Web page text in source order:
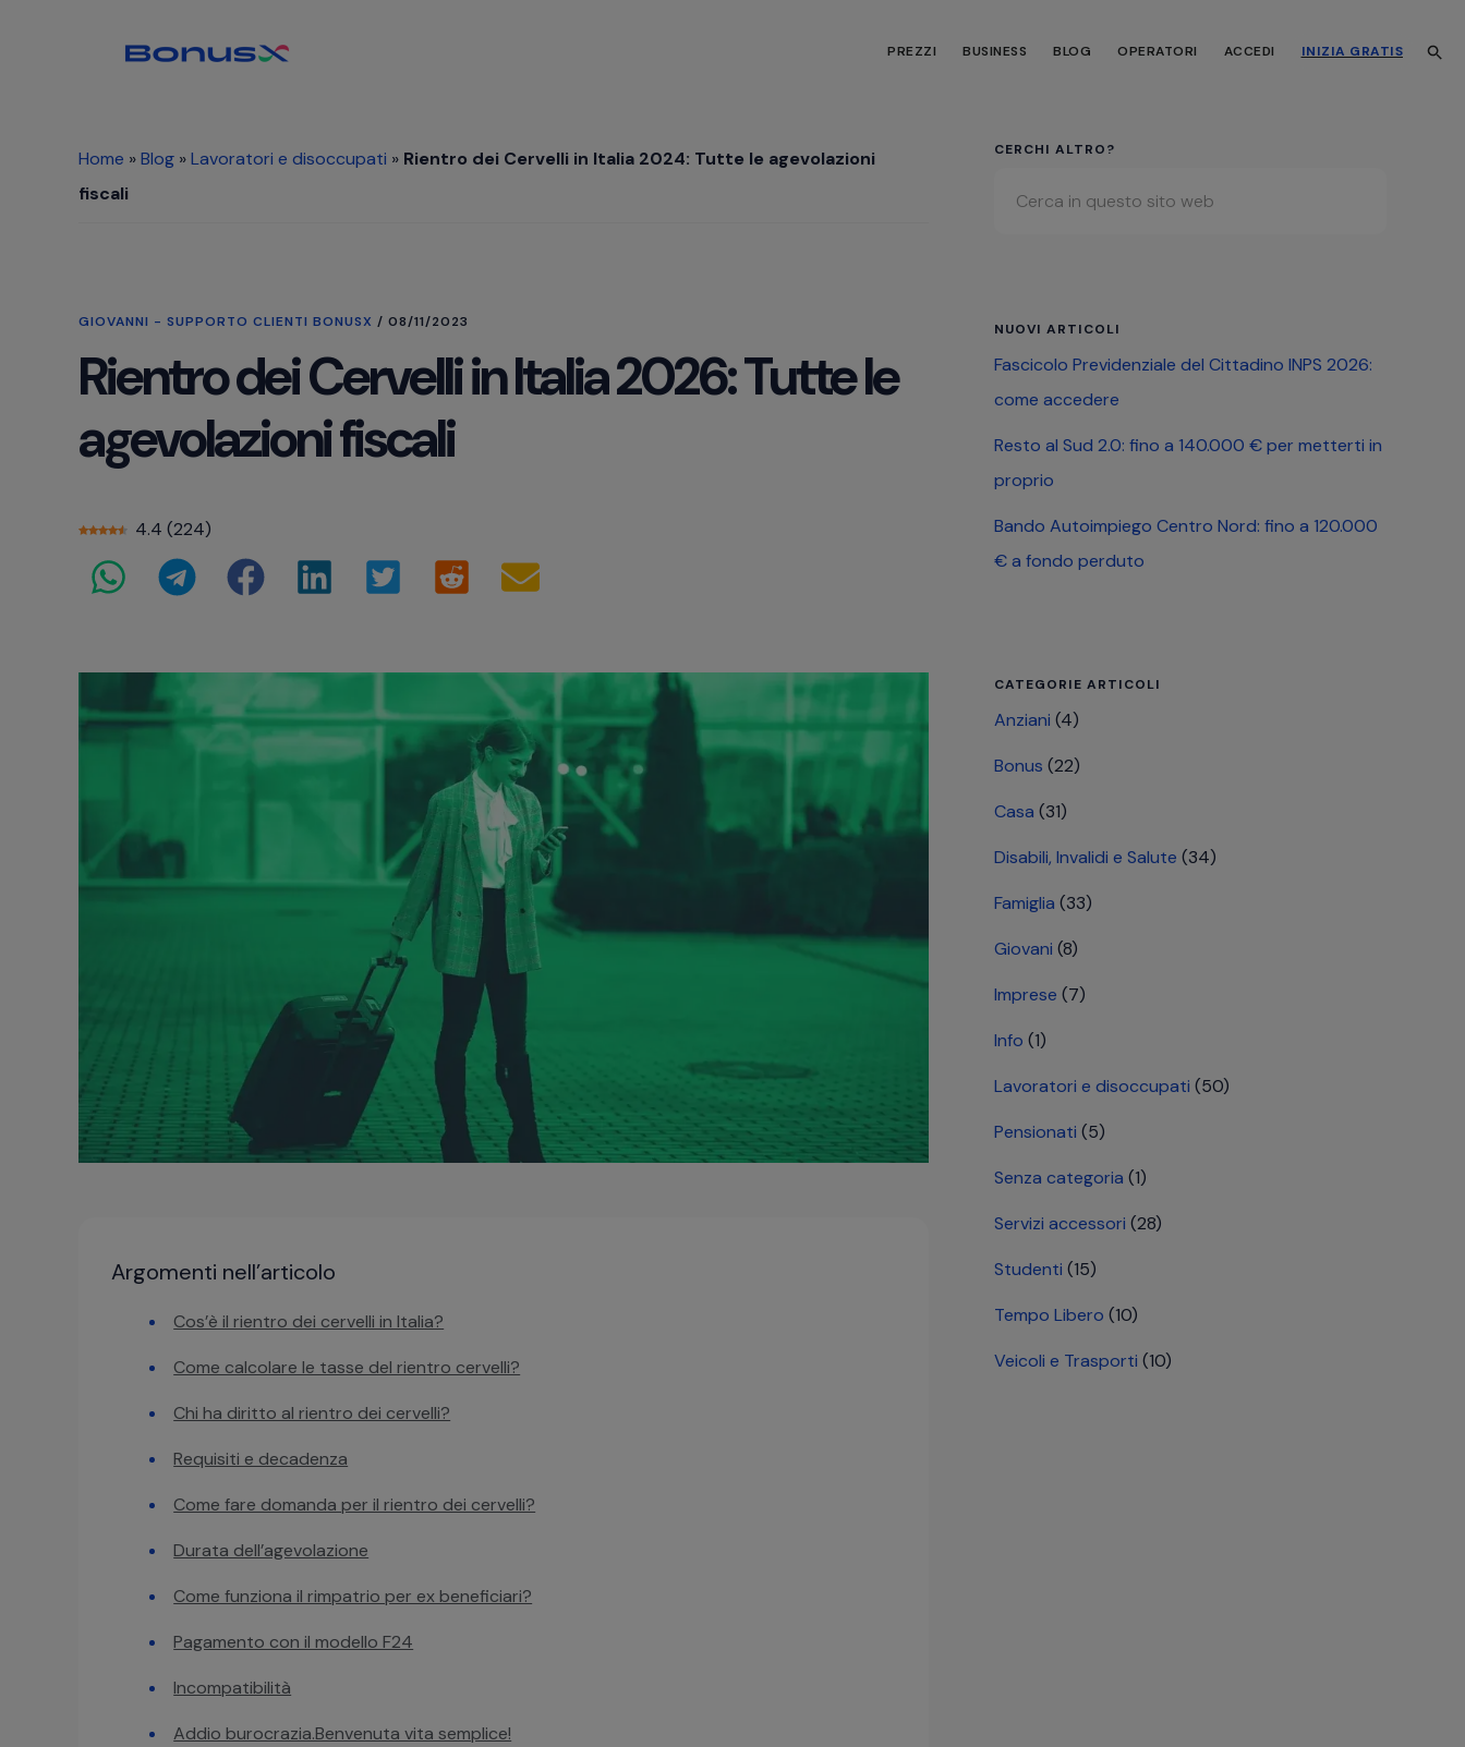
PREZZI BUSINESS BLOG OPERATORI ACCEDI INIZIA GRATIS
Home »Blog »Lavoratori e disoccupati » Rientro dei Cervelli in Italia 2024: Tutte le agevolazioni
fiscali
GIOVANNI - SUPPORTO CLIENTI BONUSX / 08/11/2023
Rientro dei Cervelli in Italia 2026: Tutte le
agevolazioni fiscali
4.4 (224)
Argomenti nell’articolo
Cos’è il rientro dei cervelli in Italia?
Come calcolare le tasse del rientro cervelli?
Chi ha diritto al rientro dei cervelli?
Requisiti e decadenza
Come fare domanda per il rientro dei cervelli?
Durata dell’agevolazione
Come funziona il rimpatrio per ex beneficiari?
Pagamento con il modello F24
Incompatibilità
Addio burocrazia.Benvenuta vita semplice!
Barra
laterale
CERCHI ALTRO?
web
NUOVI ARTICOLI
Fascicolo Previdenziale del Cittadino INPS 2026:
come accedere
Resto al Sud 2.0: fino a 140.000 € per metterti in
proprio
Bando Autoimpiego Centro Nord: fino a 120.000
€ a fondo perduto
CATEGORIE ARTICOLI
Anziani (4)
Bonus (22)
Casa (31)
Disabili, Invalidi e Salute (34)
Famiglia (33)
Giovani (8)
Imprese (7)
Info (1)
Lavoratori e disoccupati (50)
Pensionati (5)
Senza categoria (1)
Servizi accessori (28)
Studenti (15)
Tempo Libero (10)
Veicoli e Trasporti (10)